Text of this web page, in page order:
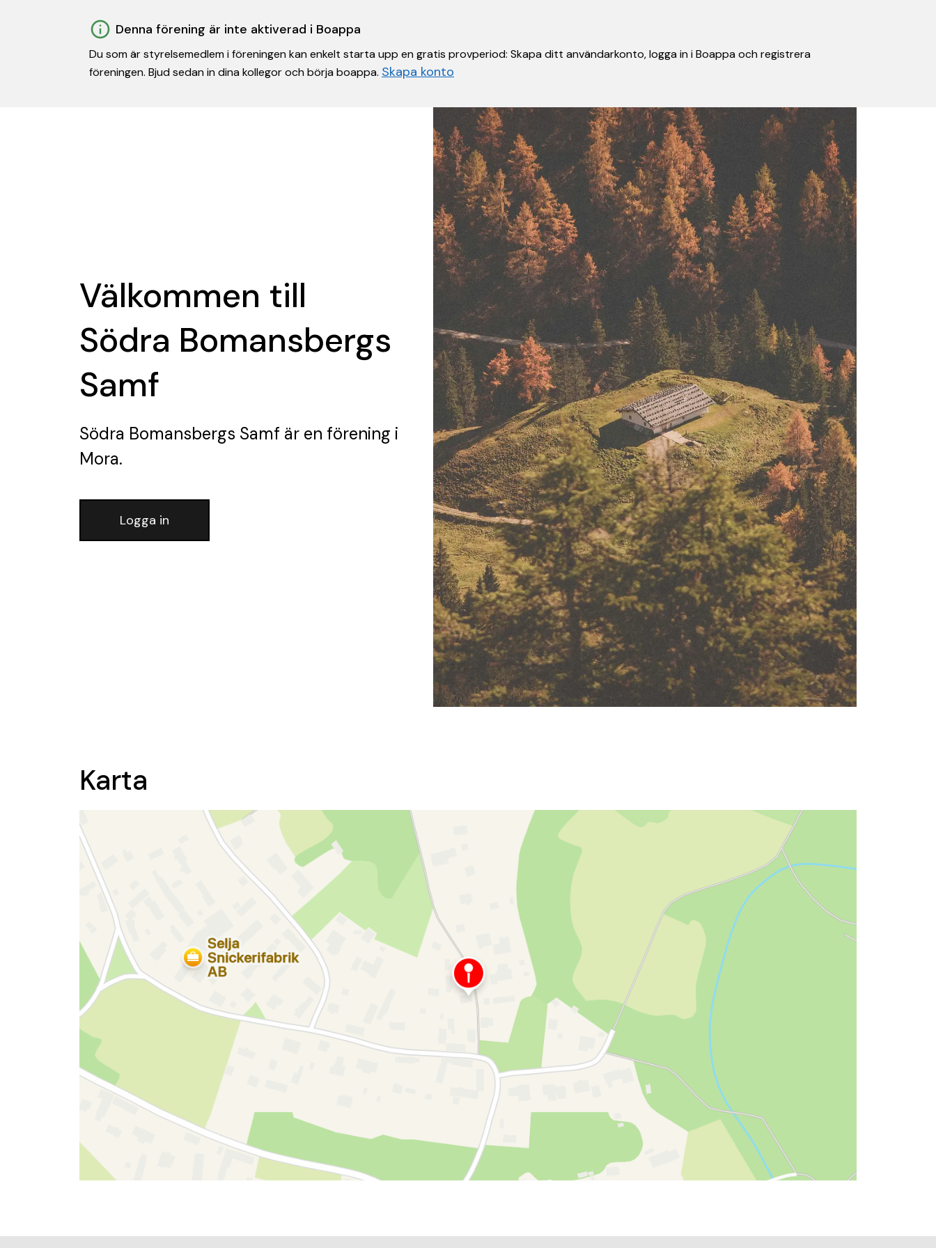
Denna förening är inte aktiverad i Boappa
Du som är styrelsemedlem i föreningen kan enkelt starta upp en gratis provperiod: Skapa ditt användarkonto, logga in i Boappa och registrera
föreningen. Bjud sedan in dina kollegor och börja boappa. Skapa konto
Välkommen till
Södra Bomansbergs
Samf
Södra Bomansbergs Samf är en förening i
Mora.
Logga in
Karta